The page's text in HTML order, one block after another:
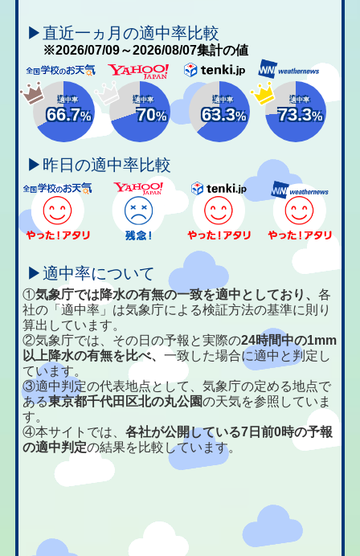
▶直近一ヵ月の適中率比較
※2026/07/09～2026/08/07集計の値
適中率
66.7%
適中率
70%
適中率
63.3%
適中率
73.3%
▶昨日の適中率比較
▶適中率について
①気象庁では降水の有無の一致を適中としており、各
社の「適中率」は気象庁による検証方法の基準に則り
算出しています。
②気象庁では、その日の予報と実際の24時間中の1mm
以上降水の有無を比べ、一致した場合に適中と判定し
ています。
③適中判定の代表地点として、気象庁の定める地点で
ある東京都千代田区北の丸公園の天気を参照していま
す。
④本サイトでは、各社が公開している7日前0時の予報
の適中判定の結果を比較しています。